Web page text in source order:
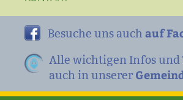
Besuche uns auch auf
Alle wichtigen Infos und
auch in unserer